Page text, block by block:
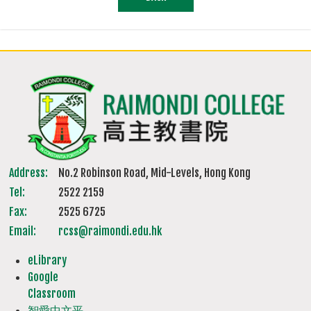
Address:
No.2 Robinson Road, Mid-Levels, Hong Kong
Tel:
2522 2159
Fax:
2525 6725
Email:
rcss@raimondi.edu.hk
eLibrary
Google
Classroom